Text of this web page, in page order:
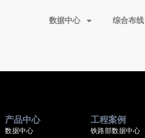
数据中心 综合布线
产品中心
数据中心
工程案例
铁路部数据中心